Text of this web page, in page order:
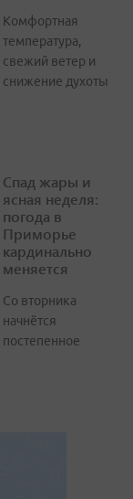
Комфортная
температура,
свежий ветер и
снижение духоты
Спад жары и
ясная неделя:
погода в
Приморье
кардинально
меняется
Со вторника
начнётся
постепенное